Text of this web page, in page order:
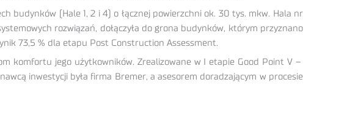
budynków (Hale 1, 2 i 4) o łącznej powierzchni ok. 30 tys. mkw. Hala nr
rozwiązań, dołączyła do grona budynków, którym przyznano
73,5 % dla etapu Post Construction Assessment.
komfortu jego użytkowników. Zrealizowane w I etapie Good Point V –
inwestycji była firma Bremer, a asesorem doradzającym w procesie